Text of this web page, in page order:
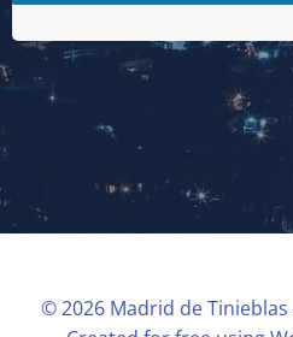
© 2026 Madrid de Tinieblas